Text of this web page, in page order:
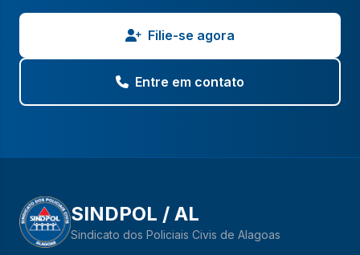
Filie-se agora
Entre em contato
SINDPOL / AL
Sindicato dos Policiais Civis de Alagoas